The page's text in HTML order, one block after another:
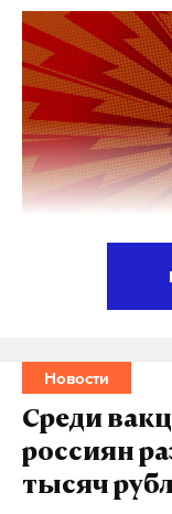
управления СКР
Двое
его 38-летняя
и 12 лет, а
Барнаула.
работает
советского
бывший
подчеркнул,
«обманом
Горбачева,
Новости
Среди
россиян
тысяч